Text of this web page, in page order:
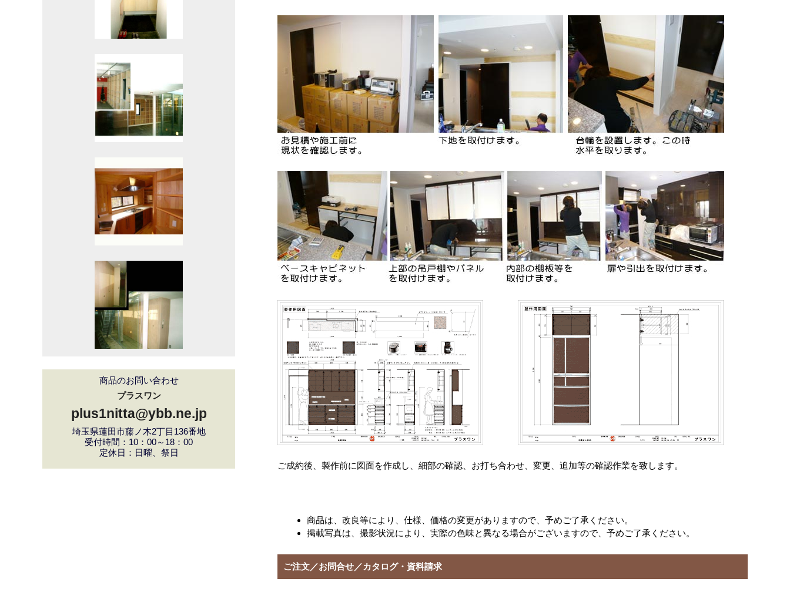
商品のお問い合わせ
プラスワン
plus1nitta@ybb.ne.jp
埼玉県蓮田市藤ノ木2丁目136番地
受付時間：10：00～18：00
定休日：日曜、祭日
ご成約後、製作前に図面を作成し、細部の確認、お打ち合わせ、変更、追加等の確認作業を致します。
商品は、改良等により、仕様、価格の変更がありますので、予めご了承ください。
掲載写真は、撮影状況により、実際の色味と異なる場合がございますので、予めご了承ください。
ご注文／お問合せ／カタログ・資料請求